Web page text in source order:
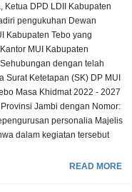
Ketua DPD LDII Kabupaten
pengukuhan Dewan
Kabupaten Tebo yang
MUI Kabupaten
dengan telah
Surat Ketetapan (SK) DP MUI
Masa Khidmat 2022 - 2027
Jambi dengan Nomor:
personalia Majelis
dalam kegiatan tersebut
READ MORE